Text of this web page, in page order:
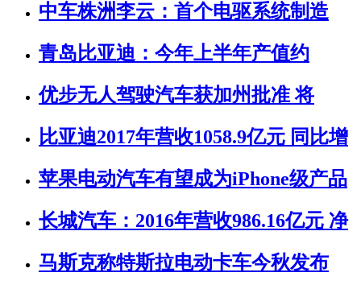
中车株洲李云：首个电驱系统制造
青岛比亚迪：今年上半年产值约
优步无人驾驶汽车获加州批准 将
比亚迪2017年营收1058.9亿元 同比增
苹果电动汽车有望成为iPhone级产品
长城汽车：2016年营收986.16亿元 净
马斯克称特斯拉电动卡车今秋发布